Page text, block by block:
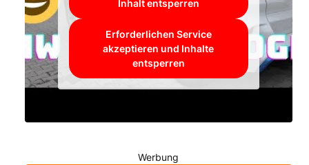
Inhalt entsperren
Erforderlichen Service
akzeptieren und Inhalte
entsperren
Werbung